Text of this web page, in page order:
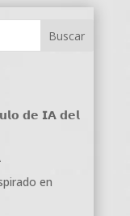
𝗱𝗲 𝗜𝗔 𝗱𝗲𝗹
en